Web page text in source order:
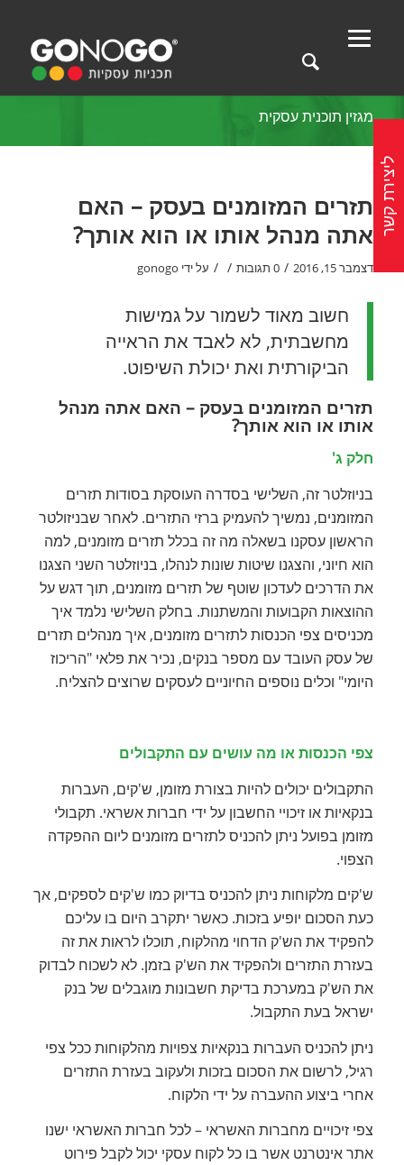
מגזין תוכנית עסקית
תזרים המזומנים בעסק – האם
אתה מנהל אותו או הוא אותך?
דצמבר 15, 2016 / 0 תגובות /
/ על ידי gonogo
חשוב מאוד לשמור על גמישות
מחשבתית, לא לאבד את הראייה
הביקורתית ואת יכולת השיפוט.
תזרים המזומנים בעסק – האם אתה מנהל
אותו או הוא אותך?
חלק ג'
בניוזלטר זה, השלישי בסדרה העוסקת בסודות תזרים
המזומנים, נמשיך להעמיק ברזי התזרים. לאחר שבניזולטר
הראשון עסקנו בשאלה מה זה בכלל תזרים מזומנים, למה
הוא חיוני, והצגנו שיטות שונות לנהלו, בניוזלטר השני הצגנו
את הדרכים לעדכון שוטף של תזרים מזומנים, תוך דגש על
ההוצאות הקבועות והמשתנות. בחלק השלישי נלמד איך
מכניסים צפי הכנסות לתזרים מזומנים, איך מנהלים תזרים
של עסק העובד עם מספר בנקים, נכיר את פלאי "הריכוז
היומי" וכלים נוספים החיוניים לעסקים שרוצים להצליח.
צפי הכנסות או מה עושים עם התקבולים
התקבולים יכולים להיות בצורת מזומן, ש'קים, העברות
בנקאיות או זיכויי החשבון על ידי חברות אשראי. תקבולי
מזומן בפועל ניתן להכניס לתזרים מזומנים ליום ההפקדה
הצפוי.
ש'קים מלקוחות ניתן להכניס בדיוק כמו ש'קים לספקים, אך
כעת הסכום יופיע בזכות. כאשר יתקרב היום בו עליכם
להפקיד את הש'ק הדחוי מהלקוח, תוכלו לראות את זה
בעזרת התזרים ולהפקיד את הש'ק בזמן. לא לשכוח לבדוק
את הש'ק במערכת בדיקת חשבונות מוגבלים של בנק
ישראל בעת התקבול.
ניתן להכניס העברות בנקאיות צפויות מהלקוחות ככל צפי
רגיל, לרשום את הסכום בזכות ולעקוב בעזרת התזרים
אחרי ביצוע ההעברה על ידי הלקוח.
צפי זיכויים מחברות האשראי – לכל חברות האשראי ישנו
אתר אינטרנט אשר בו כל לקוח עסקי יכול לקבל פירוט
ליצירת קשר